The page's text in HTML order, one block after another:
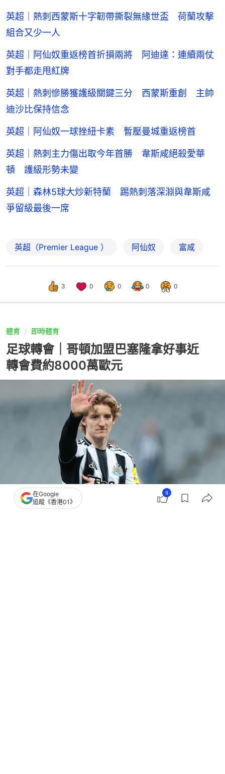
英超｜熱刺西蒙斯十字韌帶撕裂無緣世盃 荷蘭攻擊
組合又少一人
英超｜阿仙奴重返榜首折損兩將 阿迪達：連續兩仗
對手都走甩紅牌
英超｜熱刺慘勝獲護級關鍵三分 西蒙斯重創 主帥
迪沙比保持信念
英超｜阿仙奴一球挫紐卡素 暫壓曼城重返榜首
英超｜熱刺主力傷出取今年首勝 韋斯咸絕殺愛華
頓 護級形勢未變
英超｜森林5球大炒新特蘭 踢熱刺落深淵與韋斯咸
爭留級最後一席
英超（Premier League ） 阿仙奴 富咸
3 0 0 0 0
體育 即時體育
足球轉會｜哥頓加盟巴塞隆拿好事近
轉會費約8000萬歐元
撰文：胡卉忻
在Google
追蹤《香港01》
9